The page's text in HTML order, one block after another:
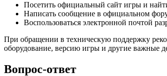
Посетить официальный сайт игры и
Написать сообщение в официальном
Воспользоваться электронной почтой
При обращении в техническую поддержку
оборудование, версию игры и другие важные
Вопрос-ответ